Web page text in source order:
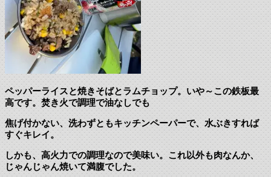
ペッパーライスと焼きそばとラムチョップ。いや～この鉄板最
高です。焚き火で調理で油なしでも
焦げ付かない、洗わずともキッチンペーパーで、水ぶきすれば
すぐキレイ。
しかも、高火力での調理なので美味い。これ以外も肉なんか、
じゃんじゃん焼いて満腹でした。